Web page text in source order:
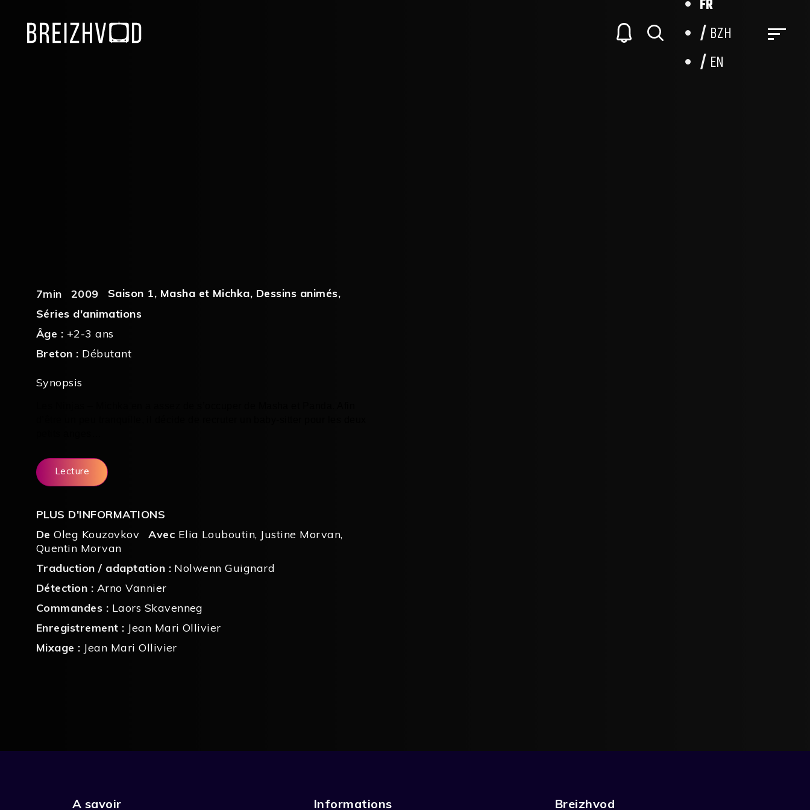
FR
BZH
EN
7min 2009 Saison 1, Masha et Michka, Dessins animés,
Séries d'animations
Âge : +2-3 ans
Breton : Débutant
Synopsis
Lecture
PLUS D'INFORMATIONS
De Oleg Kouzovkov Avec Elia Louboutin, Justine Morvan,
Quentin Morvan
Traduction / adaptation : Nolwenn Guignard
Détection : Arno Vannier
Commandes : Laors Skavenneg
Enregistrement : Jean Mari Ollivier
Mixage : Jean Mari Ollivier
A savoir Informations Breizhvod